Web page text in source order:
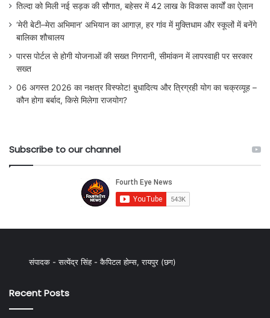
तिल्दा को मिली नई सड़क की सौगात, बहेसर में 42 लाख के विकास कार्यों का ऐलान
‘मेरी बेटी–मेरा अभिमान’ अभियान का आगाज़, हर गांव में मुक्तिधाम और स्कूलों में बनेंगे
बालिका शौचालय
पारस पोर्टल से होगी योजनाओं की सख्त निगरानी, सीमांकन में लापरवाही पर सरकार
सख्त
06 अगस्त 2026 का नक्षत्र विस्फोट! बुधादित्य और त्रिग्रही योग का चक्रव्यूह –
कौन होगा बर्बाद, किसे मिलेगा राजयोग?
Subscribe to our channel
संपादक - सत्येंद्र सिंह - कैपिटल होम्स, रायपुर (छग)
Recent Posts